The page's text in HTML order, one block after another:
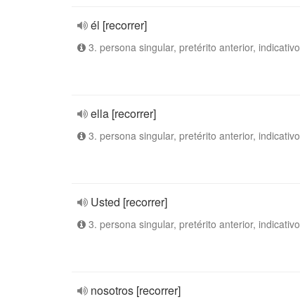
él [recorrer]
3. persona singular, pretérito anterior, indicativo
ella [recorrer]
3. persona singular, pretérito anterior, indicativo
Usted [recorrer]
3. persona singular, pretérito anterior, indicativo
nosotros [recorrer]